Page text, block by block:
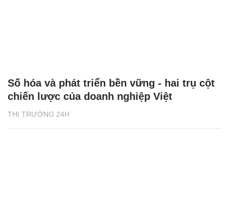
THỊ TRƯỜNG 24H
Số hóa và phát triển bền vững - hai trụ cột
chiến lược của doanh nghiệp Việt